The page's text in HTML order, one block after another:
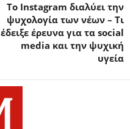
Το Instagram διαλύει την
ψυχολογία των νέων – Τι
έδειξε έρευνα για τα social
media και την ψυχική
υγεία